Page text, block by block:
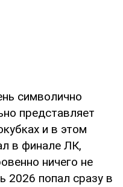
символично
представляет
и в этом
в финале ЛК,
ничего не
2026 попал сразу в